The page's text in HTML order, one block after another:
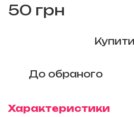
50 грн
Купити
До обраного
Характеристики